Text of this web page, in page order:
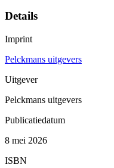
Details
Imprint
Pelckmans uitgevers
Uitgever
Pelckmans uitgevers
Publicatiedatum
8 mei 2026
ISBN